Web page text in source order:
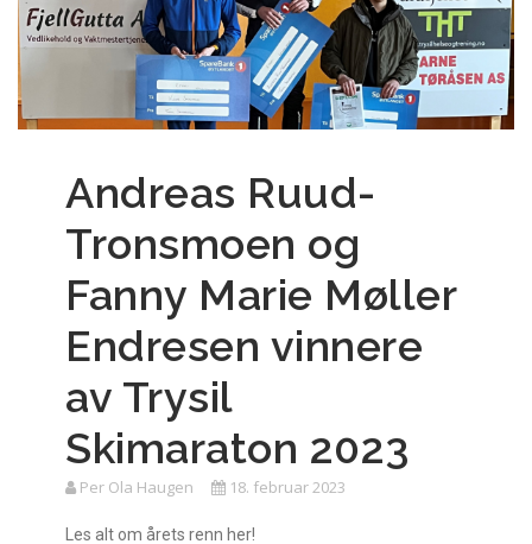
Andreas Ruud-
Tronsmoen og
Fanny Marie Møller
Endresen vinnere
av Trysil
Skimaraton 2023
Per Ola Haugen 18. februar 2023
Les alt om årets renn her!